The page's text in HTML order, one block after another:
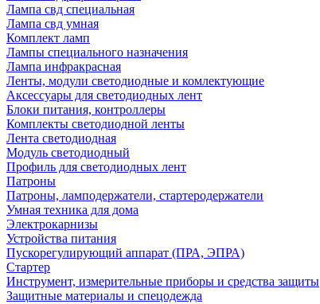
Лампа свд специальная
Лампа свд умная
Комплект ламп
Лампы специального назначения
Лампа инфракрасная
Ленты, модули светодиодные и комлектующие
Аксессуары для светодиодных лент
Блоки питания, контроллеры
Комплекты светодиодной ленты
Лента светодиодная
Модуль светодиодный
Профиль для светодиодных лент
Патроны
Патроны, ламподержатели, стартеродержатели
Умная техника для дома
Электрокарнизы
Устройства питания
Пускорегулирующий аппарат (ПРА, ЭПРА)
Стартер
Инструмент, измерительные приборы и средства защиты
Защитные материалы и спецодежда